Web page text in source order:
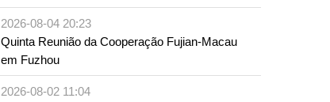
2026-08-04 20:23
Quinta Reunião da Cooperação Fujian-Macau
em Fuzhou
2026-08-02 11:04